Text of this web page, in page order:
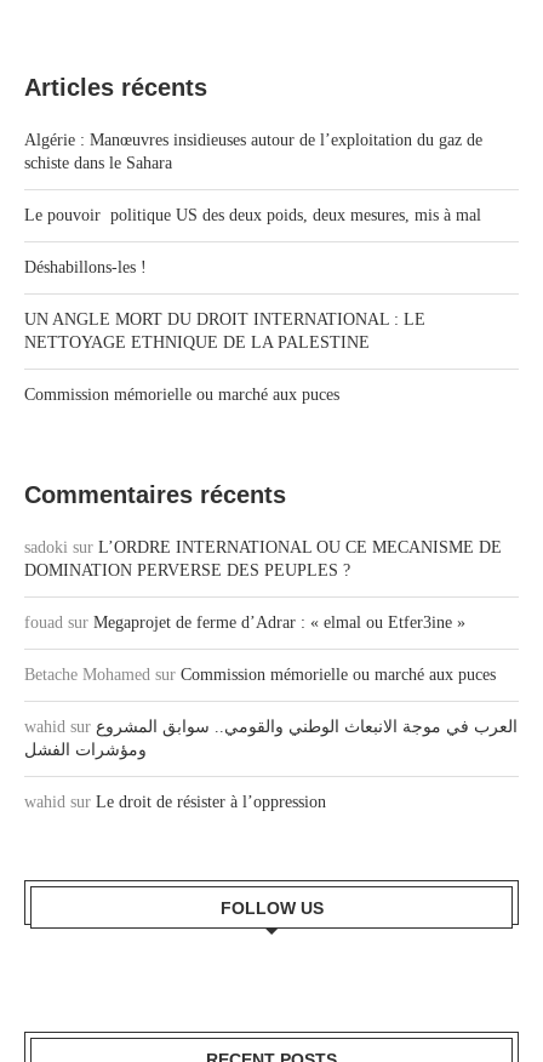
Articles récents
Algérie : Manœuvres insidieuses autour de l’exploitation du gaz de
schiste dans le Sahara
Le pouvoir politique US des deux poids, deux mesures, mis à mal
Déshabillons-les !
UN ANGLE MORT DU DROIT INTERNATIONAL : LE
NETTOYAGE ETHNIQUE DE LA PALESTINE
Commission mémorielle ou marché aux puces
Commentaires récents
sadoki sur L’ORDRE INTERNATIONAL OU CE MECANISME DE
DOMINATION PERVERSE DES PEUPLES ?
fouad sur Megaprojet de ferme d’Adrar : « elmal ou Etfer3ine »
Betache Mohamed sur Commission mémorielle ou marché aux puces
wahid sur العرب في موجة الانبعاث الوطني والقومي.. سوابق المشروع
ومؤشرات الفشل
wahid sur Le droit de résister à l’oppression
FOLLOW US